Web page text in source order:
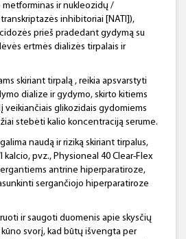
metforminas ir nukleozidų /
inhibitoriai [NATI]),
prieš pradedant gydymą su
ertmės dializės tirpalais ir
skiriant tirpalą , reikia apsvarstyti
dialize ir gydymo, skirto kitiems
veikiančiais glikozidais gydomiems
stebėti kalio koncentraciją serume.
naudą ir riziką skiriant tirpalus,
kalcio, pvz., Physioneal 40 Clear-Flex
antrine hiperparatiroze,
sergančiojo hiperparatiroze
ir saugoti duomenis apie skysčių
svorį, kad būtų išvengta per